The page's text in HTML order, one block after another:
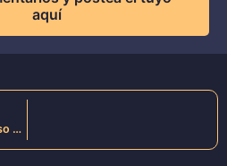
aquí
Banco Pichincha – Caso de éxito